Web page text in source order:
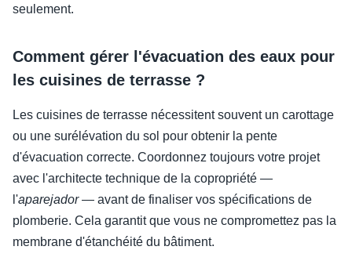
seulement.
Comment gérer l'évacuation des eaux pour
les cuisines de terrasse ?
Les cuisines de terrasse nécessitent souvent un carottage
ou une surélévation du sol pour obtenir la pente
d'évacuation correcte. Coordonnez toujours votre projet
avec l'architecte technique de la copropriété —
l'aparejador— avant de finaliser vos spécifications de
plomberie. Cela garantit que vous ne compromettez pas la
membrane d'étanchéité du bâtiment.